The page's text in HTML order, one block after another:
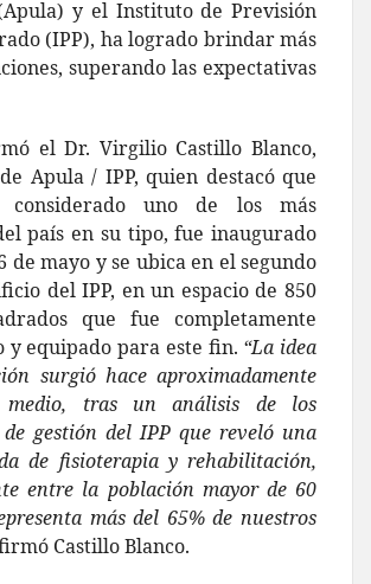
y el Instituto de Previsión
(IPP), ha logrado brindar más
superando las expectativas
el Dr. Virgilio Castillo Blanco,
Apula / IPP, quien destacó que
considerado uno de los más
país en su tipo, fue inaugurado
de mayo y se ubica en el segundo
del IPP, en un espacio de 850
que fue completamente
y equipado para este fin. “La idea
surgió hace aproximadamente
tras un análisis de los
de gestión del IPP que reveló una
de fisioterapia y rehabilitación,
entre la población mayor de 60
más del 65% de nuestros
Castillo Blanco.